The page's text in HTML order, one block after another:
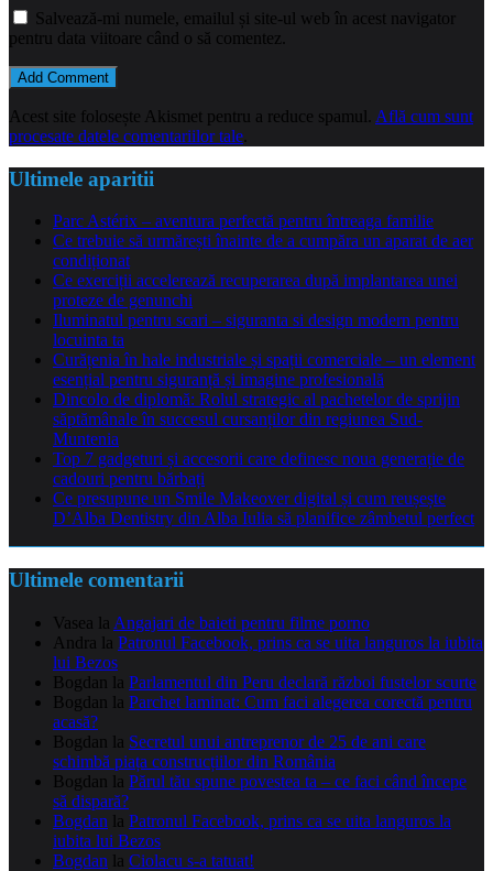
Salvează-mi numele, emailul și site-ul web în acest navigator
pentru data viitoare când o să comentez.
Acest site folosește Akismet pentru a reduce spamul. Află cum sunt
procesate datele comentariilor tale
Ultimele aparitii
Parc Astérix – aventura perfectă pentru întreaga familie
Ce trebuie să urmărești înainte de a cumpăra un aparat de aer
condiționat
Ce exerciții accelerează recuperarea după implantarea unei
proteze de genunchi
Iluminatul pentru scari – siguranta si design modern pentru
locuinta ta
Curățenia în hale industriale și spații comerciale – un element
esențial pentru siguranță și imagine profesională
Dincolo de diplomă: Rolul strategic al pachetelor de sprijin
săptămânale în succesul cursanților din regiunea Sud-
Muntenia
Top 7 gadgeturi și accesorii care definesc noua generație de
cadouri pentru bărbați
Ce presupune un Smile Makeover digital și cum reușește
D’Alba Dentistry din Alba Iulia să planifice zâmbetul perfect
Ultimele comentarii
Vasea la Angajari de baieti pentru filme porno
Andra la Patronul Facebook, prins ca se uita languros la iubita
lui Bezos
Bogdan la Parlamentul din Peru declară război fustelor scurte
Bogdan la Parchet laminat: Cum faci alegerea corectă pentru
acasă?
Bogdan la Secretul unui antreprenor de 25 de ani care
schimbă piața construcțiilor din România
Bogdan la Părul tău spune povestea ta – ce faci când începe
să dispară?
Bogdan la Patronul Facebook, prins ca se uita languros la
iubita lui Bezos
Bogdan la Ciolacu s-a tatuat!